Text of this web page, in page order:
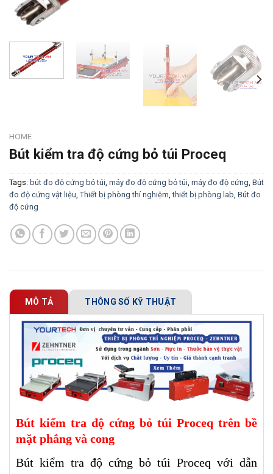
HOME
Bút kiểm tra độ cứng bỏ túi Proceq
Tags: bút đo độ cứng bỏ túi, máy đo độ cứng bỏ túi, máy đo độ cứng, Bút
đo độ cứng vật liệu, Thiết bị phòng thí nghiệm,thiết bị phòng lab, Bút đo
độ cứng
MÔ TẢ THÔNG SỐ KỸ THUẬT
Bút kiểm tra độ cứng bỏ túi Proceq trên bề
mặt phẳng và cong
Bút kiểm tra độ cứng bỏ túi Proceq với dẫn